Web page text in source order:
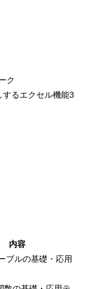
ク
るエクセル機能3
内容
ブルの基礎・応用